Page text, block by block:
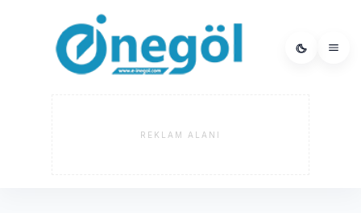
REKLAM ALANI